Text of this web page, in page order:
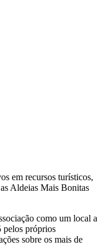
em recursos turísticos,
Aldeias Mais Bonitas
como um local a
pelos próprios
sobre os mais de